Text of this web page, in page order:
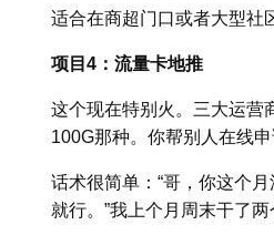
适合在商超门口或者大型社
项目4：流量卡地推
这个现在特别火。三大运营
100G那种。你帮别人在线
话术很简单：“哥，你这个
就行。”我上个月周末干了